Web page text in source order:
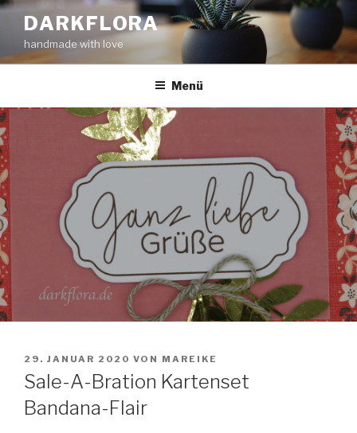
Zum
Inhalt
springen
DARKFLORA
handmade with love
Menü
VERÖFFENTLICHT
AM
29. JANUAR 2020 VON MAREIKE
Sale-A-Bration Kartenset
Bandana-Flair